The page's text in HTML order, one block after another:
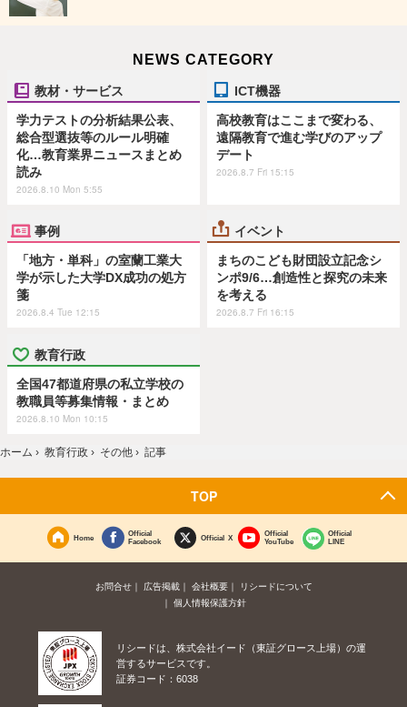
NEWS CATEGORY
教材・サービス
学力テストの分析結果公表、
総合型選抜等のルール明確
化…教育業界ニュースまとめ
読み
2026.8.10 Mon 5:55
ICT機器
高校教育はここまで変わる、
遠隔教育で進む学びのアップ
デート
2026.8.7 Fri 15:15
事例
「地方・単科」の室蘭工業大
学が示した大学DX成功の処方
箋
2026.8.4 Tue 12:15
イベント
まちのこども財団設立記念シ
ンポ9/6…創造性と探究の未来
を考える
2026.8.7 Fri 16:15
教育行政
全国47都道府県の私立学校の
教職員等募集情報・まとめ
2026.8.10 Mon 10:15
ホーム › 教育行政 › その他 › 記事
TOP
Home
Official
Facebook
Official X
Official
YouTube
Official
LINE
お問合せ 広告掲載 会社概要
リシードについて
個人情報保護方針
リシードは、株式会社イード（東証グロース上場）の運
営するサービスです。
証券コード：6038